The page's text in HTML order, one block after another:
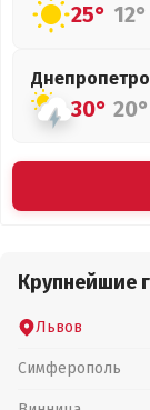
25° 12°
30° 20°
Крупнейшие
Львов
Симферополь